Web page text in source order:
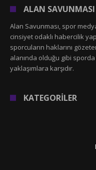
ALAN SAVUNMASI
Alan Savunması, spor
cinsiyet odaklı habercilik
sporcuların haklarını
alanında olduğu gibi
yaklaşımlara karşıdır.
KATEGORİLER